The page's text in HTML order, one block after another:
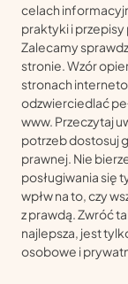
celach
praktyki i
Zalecamy
stronie. Wzór
stronach
odzwierciedlać
www. Przeczytaj
potrzeb dostosuj
prawnej. Nie
posługiwania się
wpłw na to, czy
z prawdą. Zwróć
najlepsza, jest
osobowe i